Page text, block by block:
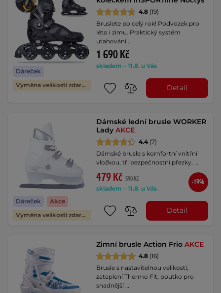
Dáreček
Výměna velikosti zdarma
4.8 (19)
Bruslete po celý rok! Podvozek pro
léto i zimu. Praktický systém
utahování …
1 690 Kč
skladem – 11.8. u Vás
Detail
Dáreček
Akce
Výměna velikosti zdarma
Dámské lední brusle WORKER
LadyAKCE
4.4 (7)
Dámské brusle s komfortní vnitřní
vložkou, tři bezpečnostní přezky, …
479 Kč 590 Kč
skladem – 11.8. u Vás
-19%
Detail
Zimní brusle Action FrioAKCE
4.8 (16)
Brusle s nastavitelnou velikostí,
zateplení Thermo Fit, poutko pro
snadnější …